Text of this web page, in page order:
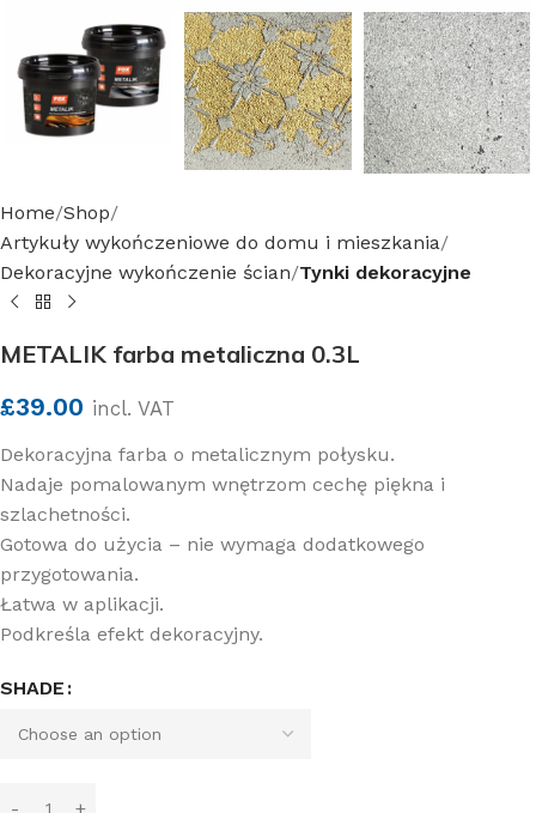
Home Shop
Artykuły wykończeniowe do domu i mieszkania
Dekoracyjne wykończenie ścian Tynki dekoracyjne
METALIK farba metaliczna 0.3L
£39.00 incl. VAT
Dekoracyjna farba o metalicznym połysku.
Nadaje pomalowanym wnętrzom cechę piękna i
szlachetności.
Gotowa do użycia – nie wymaga dodatkowego
przygotowania.
Łatwa w aplikacji.
Podkreśla efekt dekoracyjny.
SHADE